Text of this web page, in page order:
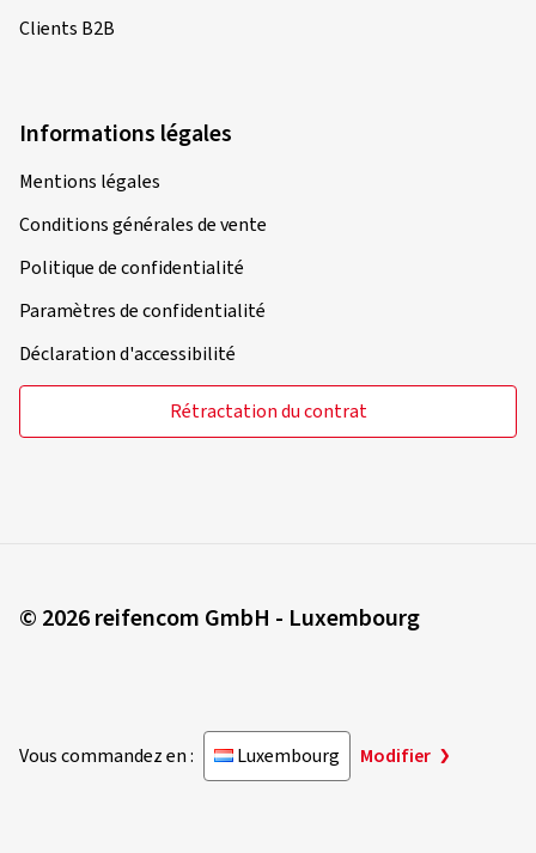
Clients B2B
Informations légales
Mentions légales
Conditions générales de vente
Politique de confidentialité
Paramètres de confidentialité
Déclaration d'accessibilité
Rétractation du contrat
© 2026 reifencom GmbH - Luxembourg
Vous commandez en : Luxembourg Modifier